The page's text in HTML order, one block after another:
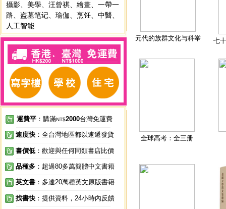
攝影
美學 汪曾祺 繪畫
一帶一
路
盗墓笔记 瑜伽 烹饪 中醫
人工智能
運費平 ：購滿NT$2000台灣免運費
速度快 ：全台灣地區都以速遞發貨
書價低 ：歡迎與任何同類書店比價
品種多 ：超過80多萬簡體中文書籍
英文書 ：多達20萬種英文原版書籍
找書快 ：提供資料，24小時內反饋
元代的族群文化与科举 七
全球高考：全三册